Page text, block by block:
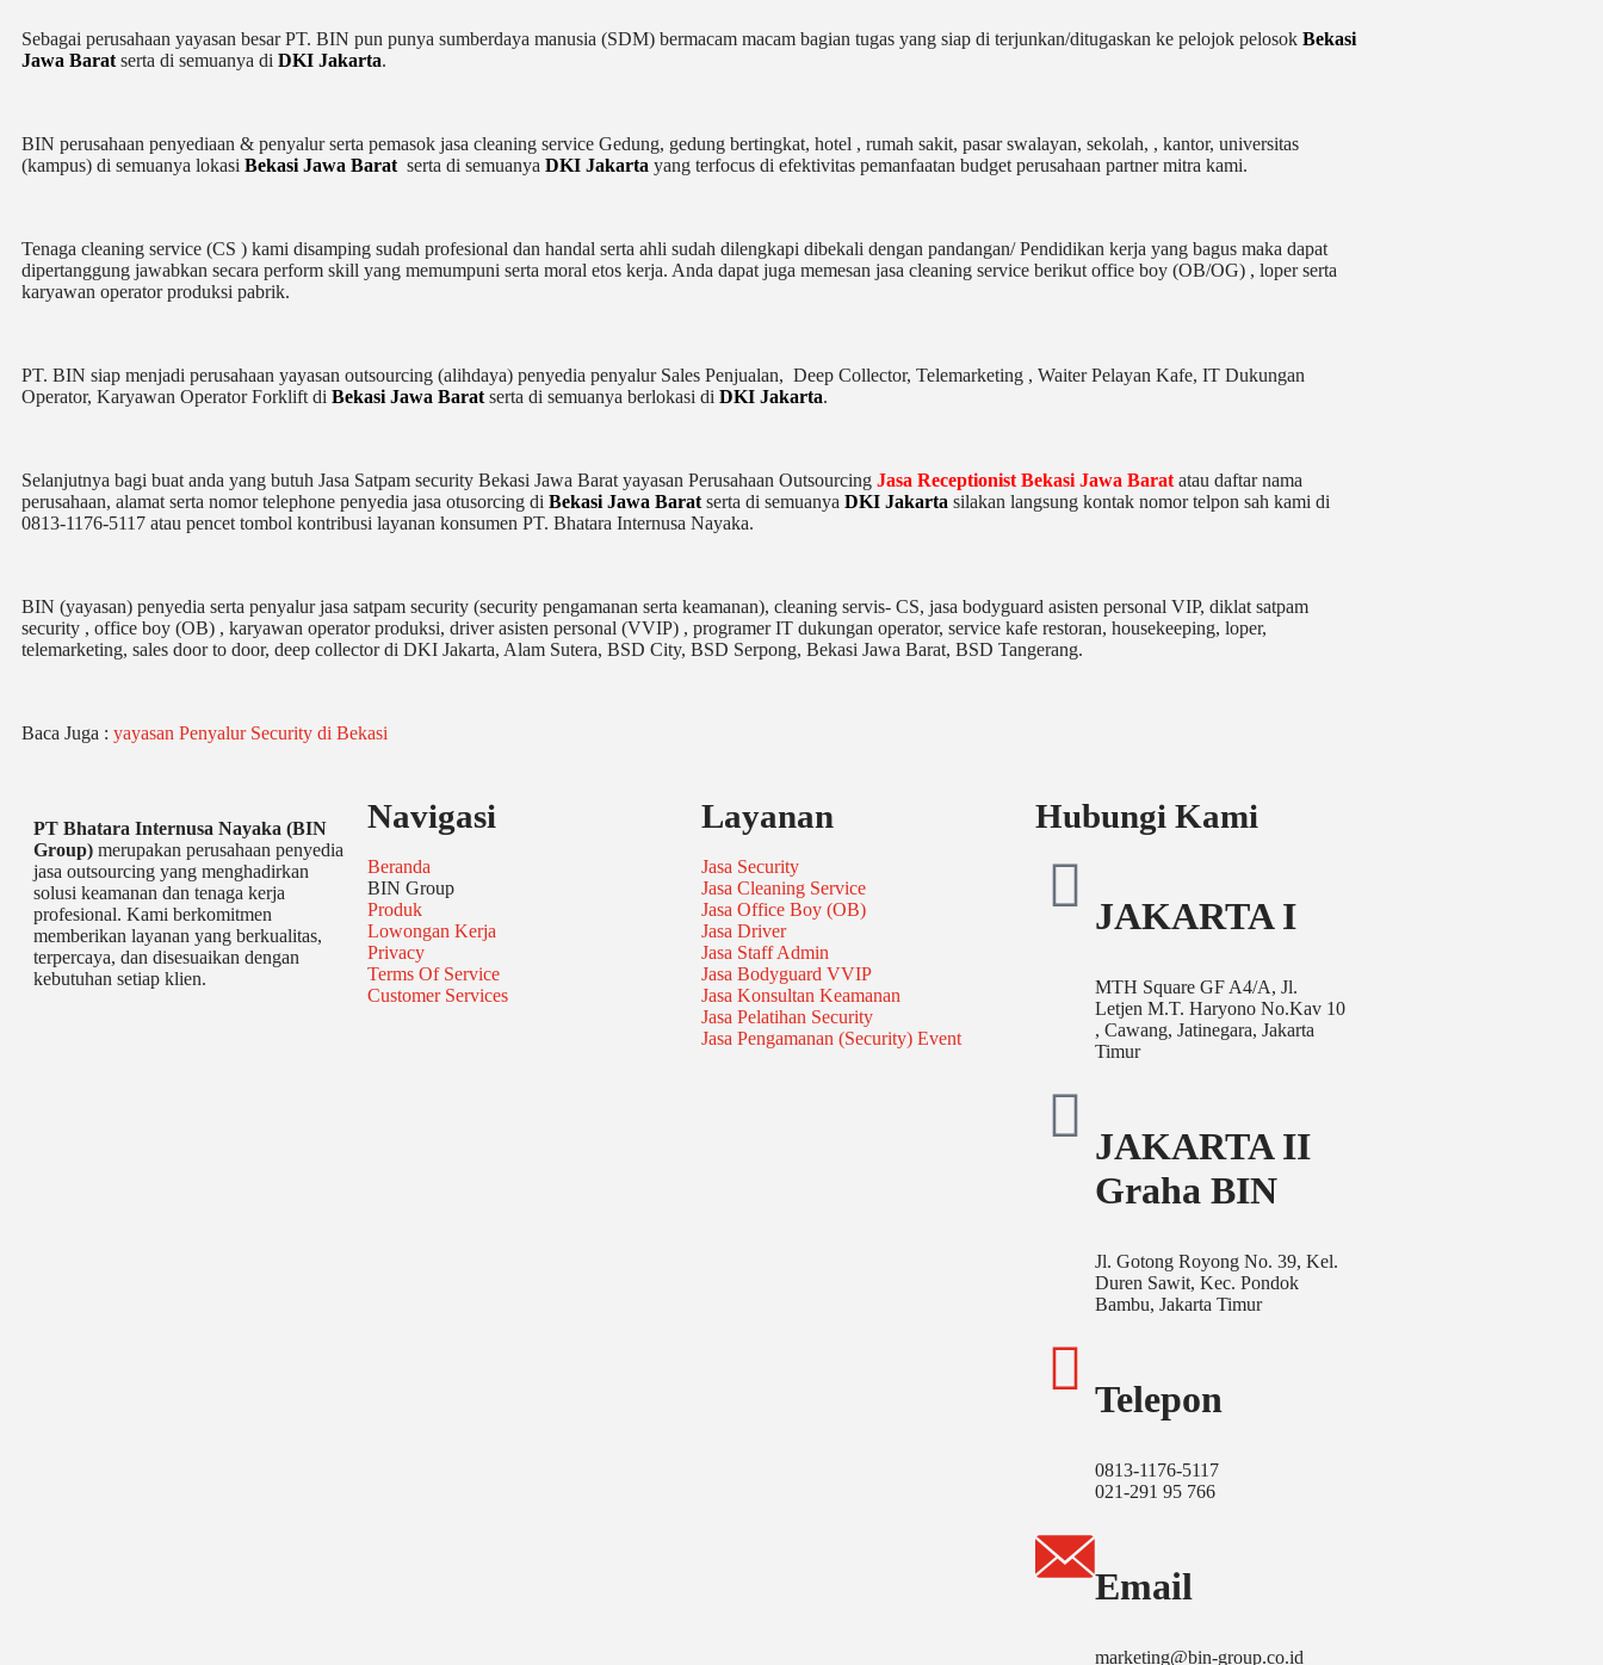
Sebagai perusahaan yayasan besar PT. BIN pun punya sumberdaya manusia (SDM) bermacam macam bagian tugas yang siap di terjunkan/ditugaskan ke pelojok pelosok Bekasi
Jawa Barat serta di semuanya di DKI Jakarta.
BIN perusahaan penyediaan & penyalur serta pemasok jasa cleaning service Gedung, gedung bertingkat, hotel , rumah sakit, pasar swalayan, sekolah, , kantor, universitas
(kampus) di semuanya lokasi Bekasi Jawa Barat serta di semuanya DKI Jakarta yang terfocus di efektivitas pemanfaatan budget perusahaan partner mitra kami.
Tenaga cleaning service (CS ) kami disamping sudah profesional dan handal serta ahli sudah dilengkapi dibekali dengan pandangan/ Pendidikan kerja yang bagus maka dapat
dipertanggung jawabkan secara perform skill yang memumpuni serta moral etos kerja. Anda dapat juga memesan jasa cleaning service berikut office boy (OB/OG) , loper serta
karyawan operator produksi pabrik.
PT. BIN siap menjadi perusahaan yayasan outsourcing (alihdaya) penyedia penyalur Sales Penjualan, Deep Collector, Telemarketing , Waiter Pelayan Kafe, IT Dukungan
Operator, Karyawan Operator Forklift di Bekasi Jawa Barat serta di semuanya berlokasi di DKI Jakarta.
Selanjutnya bagi buat anda yang butuh Jasa Satpam security Bekasi Jawa Barat yayasan Perusahaan Outsourcing Jasa Receptionist Bekasi Jawa Barat atau daftar nama
perusahaan, alamat serta nomor telephone penyedia jasa otusorcing di Bekasi Jawa Barat serta di semuanya DKI Jakarta silakan langsung kontak nomor telpon sah kami di
0813-1176-5117 atau pencet tombol kontribusi layanan konsumen PT. Bhatara Internusa Nayaka.
BIN (yayasan) penyedia serta penyalur jasa satpam security (security pengamanan serta keamanan), cleaning servis- CS, jasa bodyguard asisten personal VIP, diklat satpam
security , office boy (OB) , karyawan operator produksi, driver asisten personal (VVIP) , programer IT dukungan operator, service kafe restoran, housekeeping, loper,
telemarketing, sales door to door, deep collector di DKI Jakarta, Alam Sutera, BSD City, BSD Serpong, Bekasi Jawa Barat, BSD Tangerang.
Baca Juga : yayasan Penyalur Security di Bekasi
PT Bhatara Internusa Nayaka (BIN
Group) merupakan perusahaan penyedia
jasa outsourcing yang menghadirkan
solusi keamanan dan tenaga kerja
profesional. Kami berkomitmen
memberikan layanan yang berkualitas,
terpercaya, dan disesuaikan dengan
kebutuhan setiap klien.
Navigasi
Beranda
BIN Group
Produk
Lowongan Kerja
Privacy
Terms Of Service
Customer Services
Layanan
Jasa Security
Jasa Cleaning Service
Jasa Office Boy (OB)
Jasa Driver
Jasa Staff Admin
Jasa Bodyguard VVIP
Jasa Konsultan Keamanan
Jasa Pelatihan Security
Jasa Pengamanan (Security) Event
Hubungi Kami
JAKARTA I
MTH Square GF A4/A, Jl.
Letjen M.T. Haryono No.Kav 10
, Cawang, Jatinegara, Jakarta
Timur
JAKARTA II
Graha BIN
Jl. Gotong Royong No. 39, Kel.
Duren Sawit, Kec. Pondok
Bambu, Jakarta Timur
Telepon
0813-1176-5117
021-291 95 766
Email
marketing@bin-group.co.id